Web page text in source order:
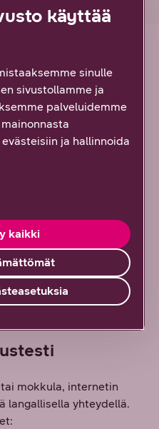
se toimii?
nettiyhteytesi
sekä WiFi- että
kuvan siitä, kuinka
eri tilanteissa, mutta on
asia ennen nopeustestin
mahdollisimman
aina hyvä sulkea muut
käyttää verkkoa
että nettitesti mittaa
ilman muiden
mokkula, internetin
langallisella yhteydellä.
käyttää
sinulle
sivustollamme ja
palveluidemme
ja hallinnoida
kaikki